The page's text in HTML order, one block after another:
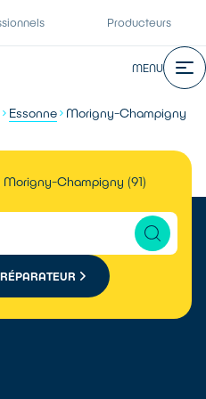
Producteurs
MENU
Essonne Morigny-Champigny
Morigny-Champigny (91)